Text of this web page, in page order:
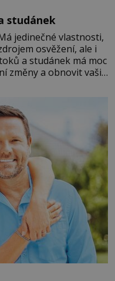
studánek
jedinečné vlastnosti,
osvěžení, ale i
a studánek má moc
změny a obnovit vaši
do svého života